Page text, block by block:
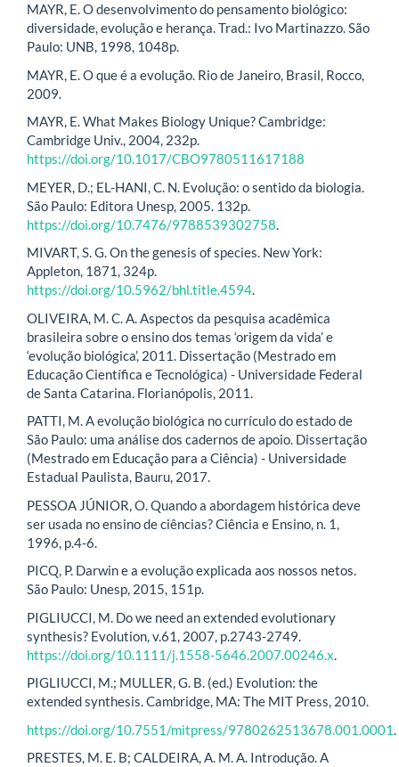
MAYR, E. O desenvolvimento do pensamento biológico:
diversidade, evolução e herança. Trad.: Ivo Martinazzo. São
Paulo: UNB, 1998, 1048p.
MAYR, E. O que é a evolução. Rio de Janeiro, Brasil, Rocco,
2009.
MAYR, E. What Makes Biology Unique? Cambridge:
Cambridge Univ., 2004, 232p.
https://doi.org/10.1017/CBO9780511617188
MEYER, D.; EL-HANI, C. N. Evolução: o sentido da biologia.
São Paulo: Editora Unesp, 2005. 132p.
https://doi.org/10.7476/9788539302758.
MIVART, S. G. On the genesis of species. New York:
Appleton, 1871, 324p.
https://doi.org/10.5962/bhl.title.4594.
OLIVEIRA, M. C. A. Aspectos da pesquisa acadêmica
brasileira sobre o ensino dos temas ‘origem da vida’ e
‘evolução biológica’, 2011. Dissertação (Mestrado em
Educação Científica e Tecnológica) - Universidade Federal
de Santa Catarina. Florianópolis, 2011.
PATTI, M. A evolução biológica no currículo do estado de
São Paulo: uma análise dos cadernos de apoio. Dissertação
(Mestrado em Educação para a Ciência) - Universidade
Estadual Paulista, Bauru, 2017.
PESSOA JÚNIOR, O. Quando a abordagem histórica deve
ser usada no ensino de ciências? Ciência e Ensino, n. 1,
1996, p.4-6.
PICQ, P. Darwin e a evolução explicada aos nossos netos.
São Paulo: Unesp, 2015, 151p.
PIGLIUCCI, M. Do we need an extended evolutionary
synthesis? Evolution, v.61, 2007, p.2743-2749.
https://doi.org/10.1111/j.1558-5646.2007.00246.x.
PIGLIUCCI, M.; MULLER, G. B. (ed.) Evolution: the
extended synthesis. Cambridge, MA: The MIT Press, 2010.
https://doi.org/10.7551/mitpress/9780262513678.001.0001.
PRESTES, M. E. B; CALDEIRA, A. M. A. Introdução. A